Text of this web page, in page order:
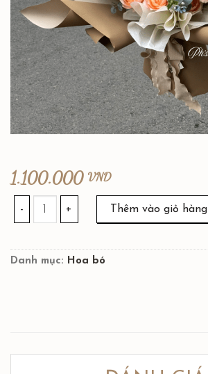
1.100.000 VND
HB052 số lượng
Thêm vào giỏ hàng
Danh mục: Hoa bó